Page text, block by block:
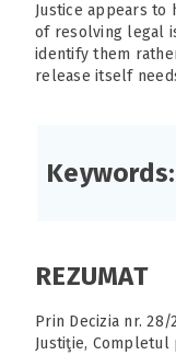
Justice appears to
of resolving legal
identify them
release itself
Keywords:
REZUMAT
Prin Decizia nr. 28/
Justiţie,